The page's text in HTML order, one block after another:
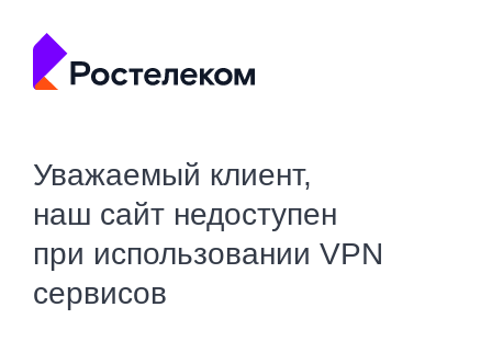
Уважаемый клиент,
наш сайт недоступен
при использовании VPN
сервисов